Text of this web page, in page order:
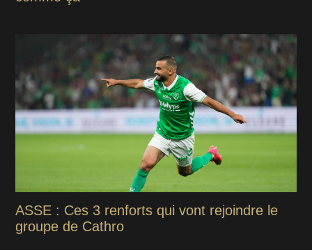
ASSE : Ces 3 renforts qui vont rejoindre le
groupe de Cathro